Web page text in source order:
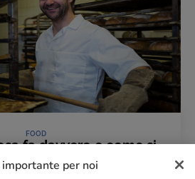
FOOD
fa davvero e come si
dell'arte bianca
05 Giugno 2026per noi